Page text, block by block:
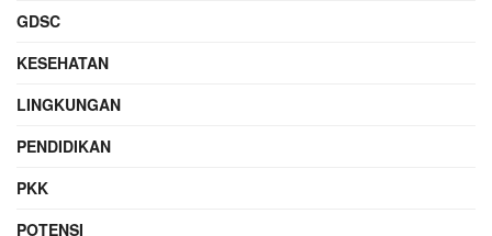
GDSC
KESEHATAN
LINGKUNGAN
PENDIDIKAN
PKK
POTENSI